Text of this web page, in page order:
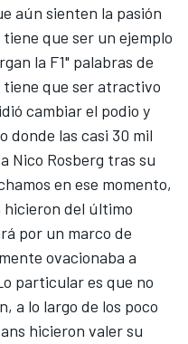
aún sienten la pasión
que ser un ejemplo
la F1" palabras de
que ser atractivo
cambiar el podio y
donde las casi 30 mil
Nico Rosberg tras su
en ese momento,
del último
por un marco de
ovacionaba a
particular es que no
a lo largo de los poco
hicieron valer su